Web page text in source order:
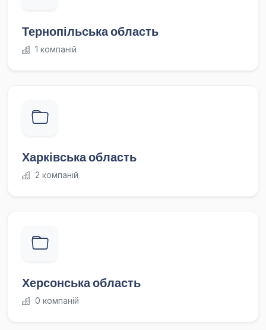
Тернопільська область
1 компаній
Харківська область
2 компаній
Херсонська область
0 компаній